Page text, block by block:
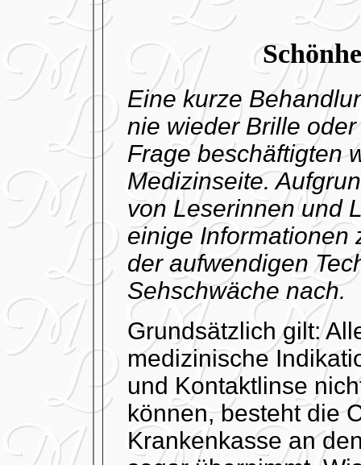
Eine kurze
nie wieder Brille
Frage beschäftigten
Medizinseite.
von Leserinnen und
einige Informationen
der aufwendigen
Sehschwäche nach.
Grundsätzlich gilt:
medizinische
und Kontaktlinse
können, besteht die
Krankenkasse an